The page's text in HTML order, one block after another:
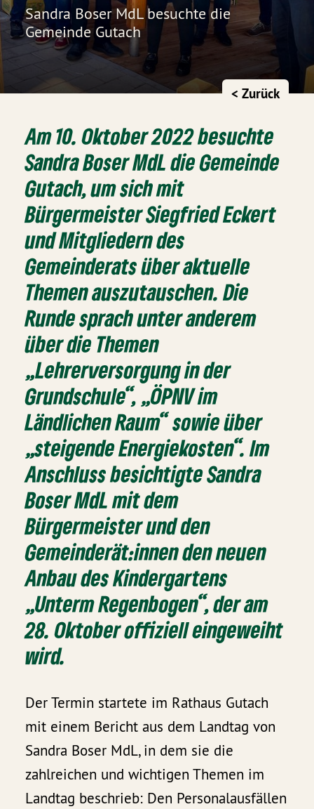
Sandra Boser MdL besuchte die
Gemeinde Gutach
< Zurück
Am 10. Oktober 2022 besuchte
Sandra Boser MdL die Gemeinde
Gutach, um sich mit
Bürgermeister Siegfried Eckert
und Mitgliedern des
Gemeinderats über aktuelle
Themen auszutauschen. Die
Runde sprach unter anderem
über die Themen
„Lehrerversorgung in der
Grundschule“, „ÖPNV im
Ländlichen Raum“ sowie über
„steigende Energiekosten“. Im
Anschluss besichtigte Sandra
Boser MdL mit dem
Bürgermeister und den
Gemeinderät:innen den neuen
Anbau des Kindergartens
„Unterm Regenbogen“, der am
28. Oktober offiziell eingeweiht
wird.
Der Termin startete im Rathaus Gutach
mit einem Bericht aus dem Landtag von
Sandra Boser MdL, in dem sie die
zahlreichen und wichtigen Themen im
Landtag beschrieb: Den Personalausfällen